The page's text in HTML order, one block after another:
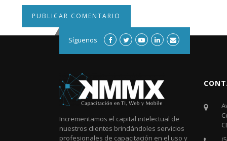
Síguenos
Incrementamos el capital intelectual de
nuestros clientes brindándoles servicios
profesionales de capacitación en el uso y